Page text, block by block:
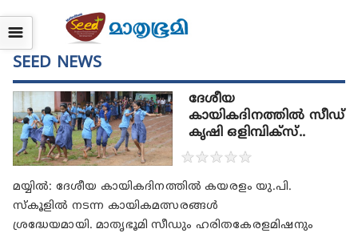
☰
SEED NEWS
ദേശീയ
കായികദിനത്തിൽ സീഡ്
കൃഷി ഒളിമ്പിക്സ്..
★★★★★
മയ്യില്‍: ദേശീയ കായികദിനത്തില്‍ കയരളം യു.പി.
സ്‌കൂളില്‍ നടന്ന കായികമത്സരങ്ങള്‍
ശ്രദ്ധേയമായി. മാതൃഭൂമി സീഡും ഹരിതകേരളമിഷനും